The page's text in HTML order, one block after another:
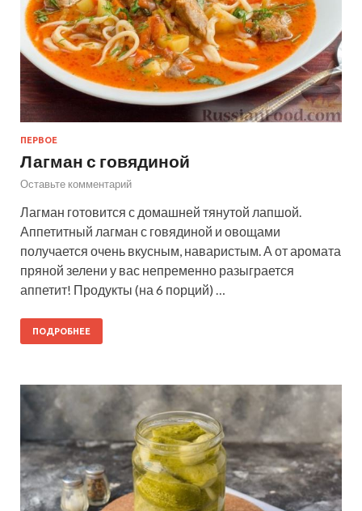
ПЕРВОЕ
Лагман с говядиной
Оставьте комментарий
Лагман готовится с домашней тянутой лапшой.
Аппетитный лагман с говядиной и овощами
получается очень вкусным, наваристым. А от аромата
пряной зелени у вас непременно разыграется
аппетит! Продукты (на 6 порций) …
ПОДРОБНЕЕ